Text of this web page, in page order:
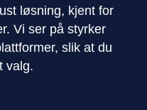
løsning, kjent for
Vi ser på styrker
slik at du
valg.